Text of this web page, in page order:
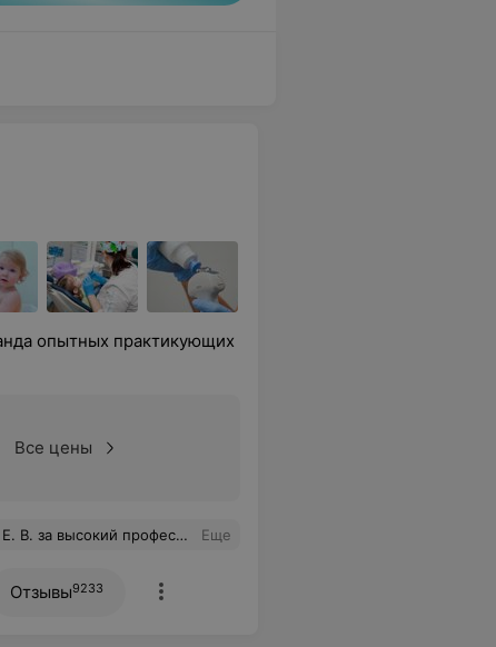
опытных практикующих
Все цены
от Бога. Просьба вознаградить Е. В. материально. Еще
Отзывы9233